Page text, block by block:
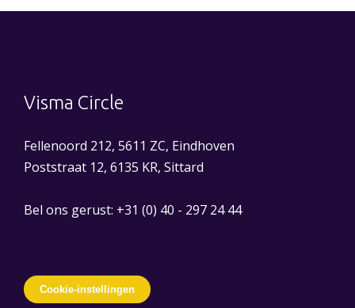
Visma Circle
Fellenoord 212, 5611 ZC, Eindhoven
Poststraat 12, 6135 KR, Sittard
Bel ons gerust: +31 (0) 40 - 297 24 44
Cookie-instellingen